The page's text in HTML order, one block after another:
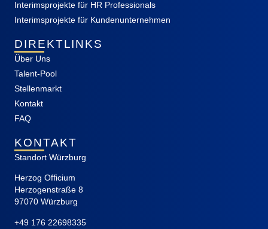
Interimsprojekte für HR Professionals
Interimsprojekte für Kundenunternehmen
DIREKTLINKS
Über Uns
Talent-Pool
Stellenmarkt
Kontakt
FAQ
KONTAKT
Standort Würzburg
Herzog Officium
Herzogenstraße 8
97070 Würzburg
+49 176 22698335